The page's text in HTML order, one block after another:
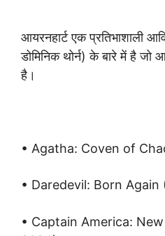
आयरनहार्ट एक प्रतिभाशाली
डोमिनिक थोर्न) के बारे में है
है।
• Agatha: Coven of
• Daredevil: Born
• Captain America: